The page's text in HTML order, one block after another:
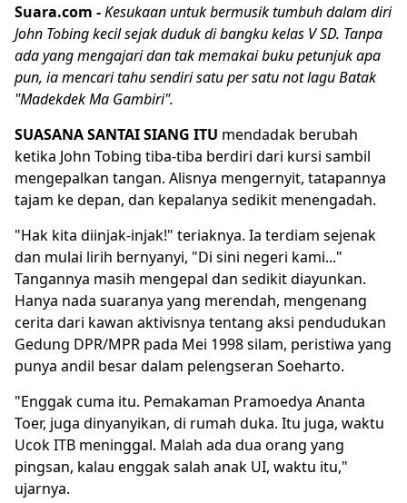
Suara.com -Kesukaan untuk bermusik tumbuh dalam diri
John Tobingkecil sejak duduk di bangku kelas V SD. Tanpa
ada yang mengajari dan tak memakai buku petunjuk apa
pun, ia mencari tahu sendiri satu per satu not lagu Batak
"Madekdek Ma Gambiri".
SUASANA SANTAI SIANG ITU mendadak berubah
ketika John Tobing tiba-tiba berdiri dari kursi sambil
mengepalkan tangan. Alisnya mengernyit, tatapannya
tajam ke depan, dan kepalanya sedikit menengadah.
"Hak kita diinjak-injak!" teriaknya. Ia terdiam sejenak
dan mulai lirih bernyanyi, "Di sini negeri kami..."
Tangannya masih mengepal dan sedikit diayunkan.
Hanya nada suaranya yang merendah, mengenang
cerita dari kawan aktivisnya tentang aksi pendudukan
Gedung DPR/MPR pada Mei 1998 silam, peristiwa yang
punya andil besar dalam pelengseran Soeharto.
"Enggak cuma itu. Pemakaman Pramoedya Ananta
Toer, juga dinyanyikan, di rumah duka. Itu juga, waktu
Ucok ITB meninggal. Malah ada dua orang yang
pingsan, kalau enggak salah anak UI, waktu itu,"
ujarnya.